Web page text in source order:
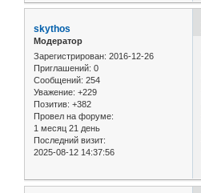
skythos
Модератор
Зарегистрирован: 2016-12-26
Приглашений: 0
Сообщений: 254
Уважение: +229
Позитив: +382
Провел на форуме:
1 месяц 21 день
Последний визит:
2025-08-12 14:37:56